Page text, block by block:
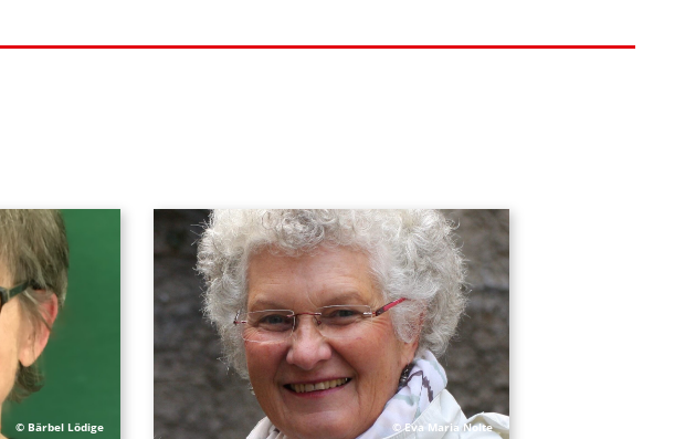
© Bärbel Lödige © Eva Maria Nolte